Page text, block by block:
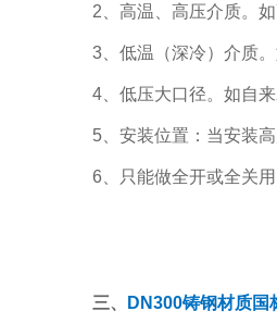
2、高温、高压介质。
3、低温（深冷）介质
4、低压大口径。如自
5、安装位置：当安装
6、只能做全开或全关
三、 DN300铸钢材质国